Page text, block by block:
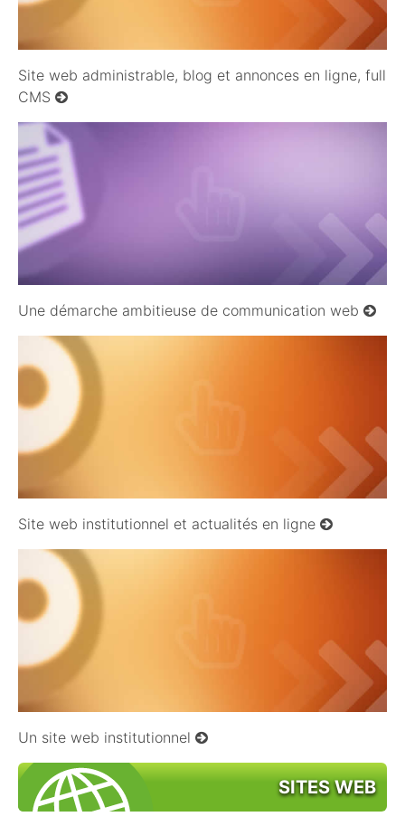
Site web administrable, blog et annonces en ligne, full
CMS
09/10/2008
Une démarche ambitieuse de communication web
09/10/2008
Site web institutionnel et actualités en ligne
09/10/2008
Un site web institutionnel
SITES WEB